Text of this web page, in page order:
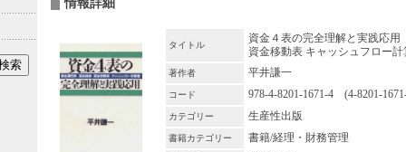
タイトル
資金４表の完全理解と実践応
資金移動表 キャッシュフロー
著作者 平井謙一
コード 978-4-8201-1671-4 (4-8201-
カテゴリー 生産性出版
書籍カテゴリー 書籍/経理・財務管理